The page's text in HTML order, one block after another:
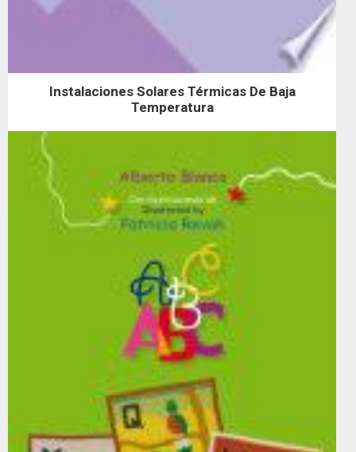
Instalaciones Solares Térmicas De Baja
Temperatura